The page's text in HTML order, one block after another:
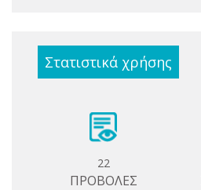
Στατιστικά χρήσης
22
ΠΡΟΒΟΛΕΣ